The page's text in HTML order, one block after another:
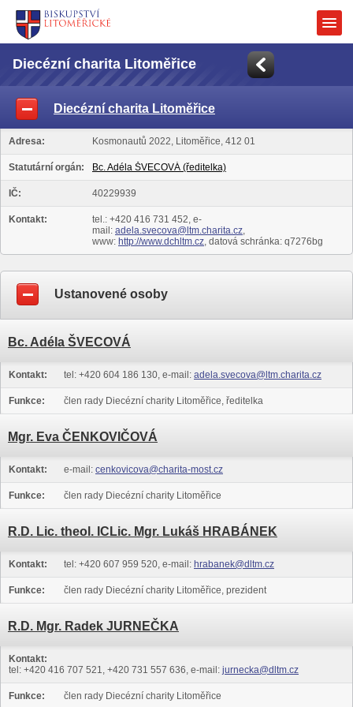
Diecézní charita Litoměřice
Diecézní charita Litoměřice
Adresa: Kosmonautů 2022, Litoměřice, 412 01
Statutární orgán: Bc. Adéla ŠVECOVÁ (ředitelka)
IČ: 40229939
Kontakt:
tel.: +420 416 731 452, e-
mail: adela.svecova@ltm.charita.cz,
www: http://www.dchltm.cz, datová schránka: q7276bg
Ustanovené osoby
Bc. Adéla ŠVECOVÁ
Kontakt: tel: +420 604 186 130, e-mail: adela.svecova@ltm.charita.cz
Funkce: člen rady Diecézní charity Litoměřice, ředitelka
Mgr. Eva ČENKOVIČOVÁ
Kontakt: e-mail: cenkovicova@charita-most.cz
Funkce: člen rady Diecézní charity Litoměřice
R.D. Lic. theol. ICLic. Mgr. Lukáš HRABÁNEK
Kontakt: tel: +420 607 959 520, e-mail: hrabanek@dltm.cz
Funkce: člen rady Diecézní charity Litoměřice, prezident
R.D. Mgr. Radek JURNEČKA
Kontakt:
tel: +420 416 707 521, +420 731 557 636, e-mail: jurnecka@dltm.cz
Funkce: člen rady Diecézní charity Litoměřice